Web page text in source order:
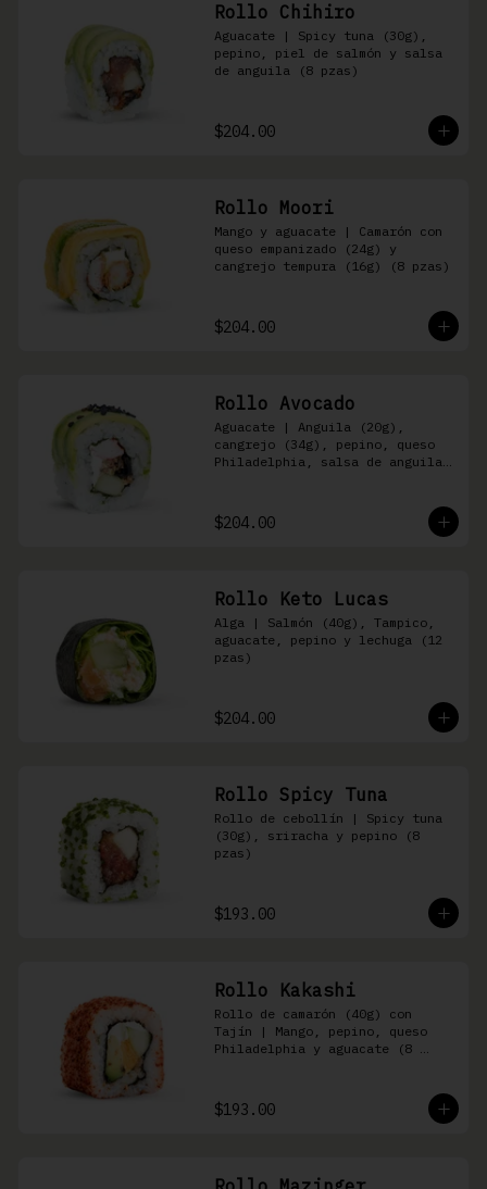
Rollo Chihiro
Aguacate | Spicy tuna (30g),
pepino, piel de salmón y salsa
de anguila (8 pzas)
$204.00
Rollo Moori
Mango y aguacate | Camarón con
queso empanizado (24g) y
cangrejo tempura (16g) (8 pzas)
$204.00
Rollo Avocado
Aguacate | Anguila (20g),
cangrejo (34g), pepino, queso
Philadelphia, salsa de anguila
$204.00
Rollo Keto Lucas
Alga | Salmón (40g), Tampico,
aguacate, pepino y lechuga (12
pzas)
$204.00
Rollo Spicy Tuna
Rollo de cebollín | Spicy tuna
(30g), sriracha y pepino (8
pzas)
$193.00
Rollo Kakashi
Rollo de camarón (40g) con
Tajín | Mango, pepino, queso
Philadelphia y aguacate (8
$193.00